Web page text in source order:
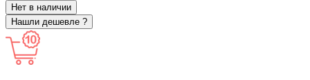
Нет в наличии
Нашли дешевле ?